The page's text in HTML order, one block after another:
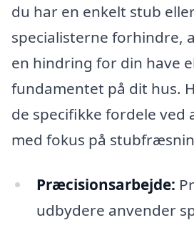
du har en enkelt stub
specialisterne forhindre,
en hindring for din have
fundamentet på dit hus.
de specifikke fordele ved
med fokus på
Præcisionsarbejde:
udbydere anvender